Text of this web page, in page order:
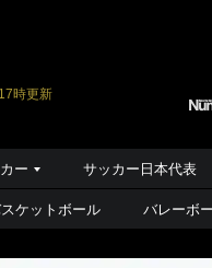
時更新
ー サッカー日本代表
ケットボール バレーボ